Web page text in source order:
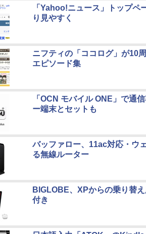
「Yahoo!ニュース」トップペ
り見やすく
ニフティの「ココログ」が10
エピソード集
「OCN モバイル ONE」で通
ー端末とセットも
バッファロー、11ac対応・ウ
る無線ルーター
BIGLOBE、XPからの乗り替
付き